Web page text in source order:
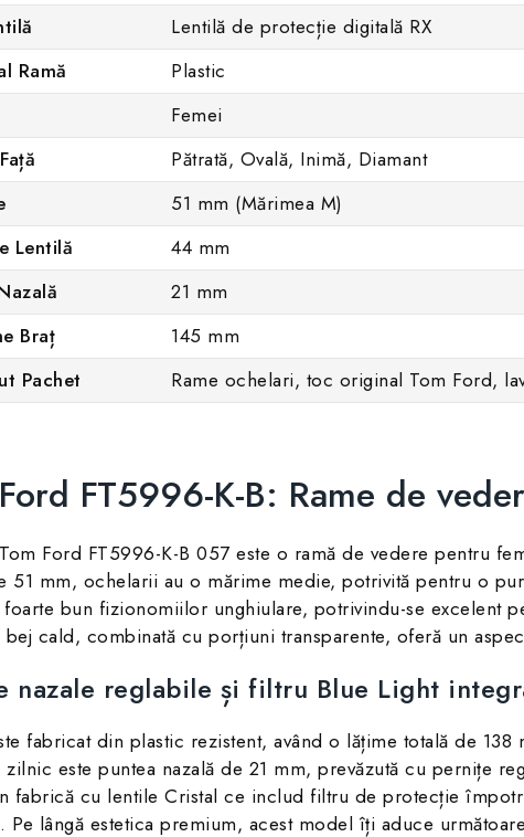
Lentilă de protecție digitală RX
Ramă
Plastic
Femei
Pătrată, Ovală, Inimă, Diamant
51 mm (Mărimea M)
Lentilă
44 mm
21 mm
Braț
145 mm
Pachet
Rame ochelari, toc original Tom Ford,
FT5996-K-B: Rame de
Ford FT5996-K-B 057 este o ramă de vedere pentru
51 mm, ochelarii au o mărime medie, potrivită pentru o
bun fizionomiilor unghiulare, potrivindu-se excelent
bej cald, combinată cu porțiuni transparente, oferă un
nazale reglabile și filtru Blue Light
fabricat din plastic rezistent, având o lățime totală de
este puntea nazală de 21 mm, prevăzută cu pernițe
fabrică cu lentile Cristal ce includ filtru de protecție
Pe lângă estetica premium, acest model îți aduce